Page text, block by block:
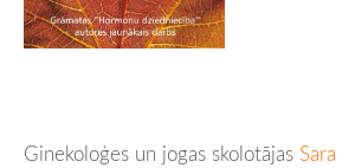
Ginekoloģes un jogas skolotājas Sara